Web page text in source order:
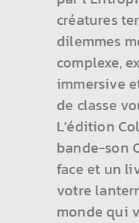
créatures
dilemmes
complexe,
immersive
de classe
L’édition
bande-son
face et un
votre
monde qui